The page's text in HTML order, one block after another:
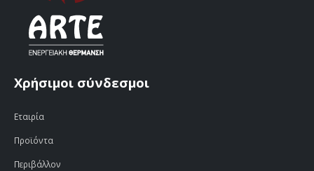
Χρήσιμοι σύνδεσμοι
Εταιρία
Προϊόντα
Περιβάλλον